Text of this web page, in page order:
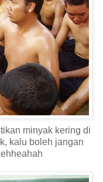
minyak kering di
kalu boleh jangan